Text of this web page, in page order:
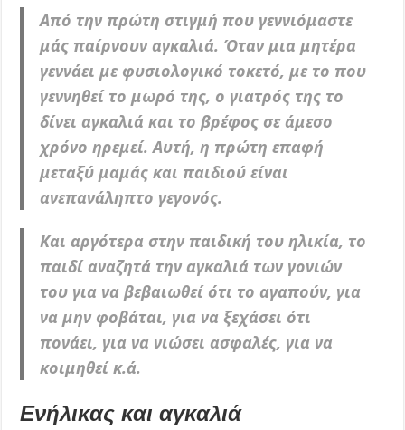
Από την πρώτη στιγμή που γεννιόμαστε
μάς παίρνουν αγκαλιά. Όταν μια μητέρα
γεννάει με φυσιολογικό τοκετό, με το που
γεννηθεί το μωρό της, ο γιατρός της το
δίνει αγκαλιά και το βρέφος σε άμεσο
χρόνο ηρεμεί. Αυτή, η πρώτη επαφή
μεταξύ μαμάς και παιδιού είναι
ανεπανάληπτο γεγονός.
Και αργότερα στην παιδική του ηλικία, το
παιδί αναζητά την αγκαλιά των γονιών
του για να βεβαιωθεί ότι το αγαπούν, για
να μην φοβάται, για να ξεχάσει ότι
πονάει, για να νιώσει ασφαλές, για να
κοιμηθεί κ.ά.
Ενήλικας και αγκαλιά